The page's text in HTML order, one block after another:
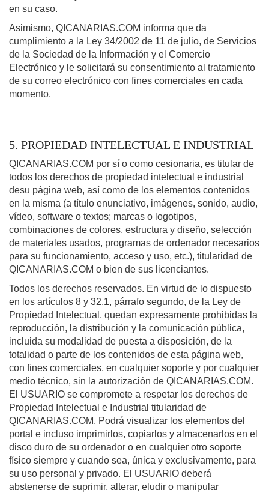
en su caso.
Asimismo, QICANARIAS.COM informa que da
cumplimiento a la Ley 34/2002 de 11 de julio, de Servicios
de la Sociedad de la Información y el Comercio
Electrónico y le solicitará su consentimiento al tratamiento
de su correo electrónico con fines comerciales en cada
momento.
5. PROPIEDAD INTELECTUAL E INDUSTRIAL
QICANARIAS.COM por sí o como cesionaria, es titular de
todos los derechos de propiedad intelectual e industrial
desu página web, así como de los elementos contenidos
en la misma (a título enunciativo, imágenes, sonido, audio,
vídeo, software o textos; marcas o logotipos,
combinaciones de colores, estructura y diseño, selección
de materiales usados, programas de ordenador necesarios
para su funcionamiento, acceso y uso, etc.), titularidad de
QICANARIAS.COM o bien de sus licenciantes.
Todos los derechos reservados. En virtud de lo dispuesto
en los artículos 8 y 32.1, párrafo segundo, de la Ley de
Propiedad Intelectual, quedan expresamente prohibidas la
reproducción, la distribución y la comunicación pública,
incluida su modalidad de puesta a disposición, de la
totalidad o parte de los contenidos de esta página web,
con fines comerciales, en cualquier soporte y por cualquier
medio técnico, sin la autorización de QICANARIAS.COM.
El USUARIO se compromete a respetar los derechos de
Propiedad Intelectual e Industrial titularidad de
QICANARIAS.COM. Podrá visualizar los elementos del
portal e incluso imprimirlos, copiarlos y almacenarlos en el
disco duro de su ordenador o en cualquier otro soporte
físico siempre y cuando sea, única y exclusivamente, para
su uso personal y privado. El USUARIO deberá
abstenerse de suprimir, alterar, eludir o manipular